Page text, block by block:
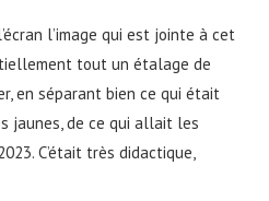
l’image qui est jointe à cet
tout un étalage de
en séparant bien ce qui était
jaunes, de ce qui allait les
C’était très didactique,